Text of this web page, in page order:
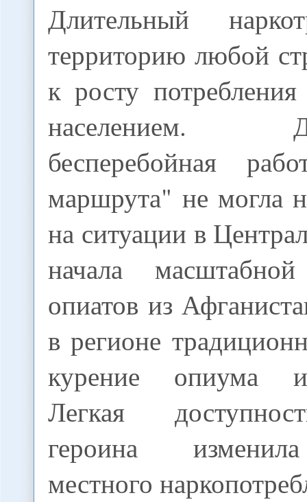
Длительный
территорию любой
к росту
населением.
бесперебойная
маршрута" не могла
на ситуации в
начала
опиатов из
в регионе
курение опиума
Легкая
героина
местного